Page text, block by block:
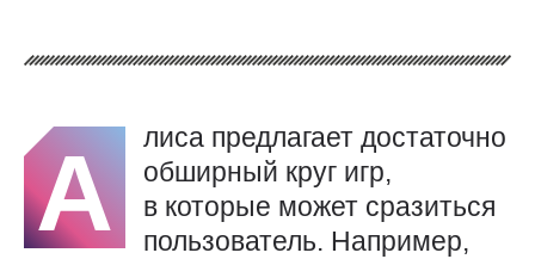
А
лиса предлагает достаточно
обширный круг игр,
в которые может сразиться
пользователь. Например,